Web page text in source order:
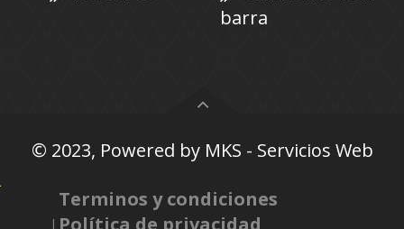
barra
© 2023, Powered by MKS - Servicios Web
Terminos y condiciones
Política de privacidad